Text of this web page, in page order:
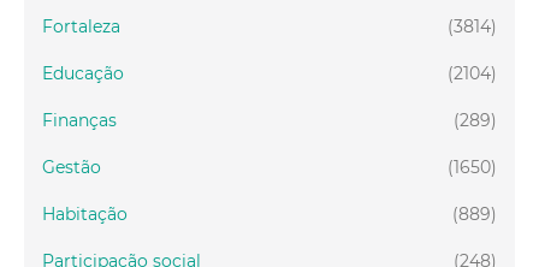
(3814)
Fortaleza
(2104)
Educação
(289)
Finanças
(1650)
Gestão
(889)
Habitação
(248)
Participação social